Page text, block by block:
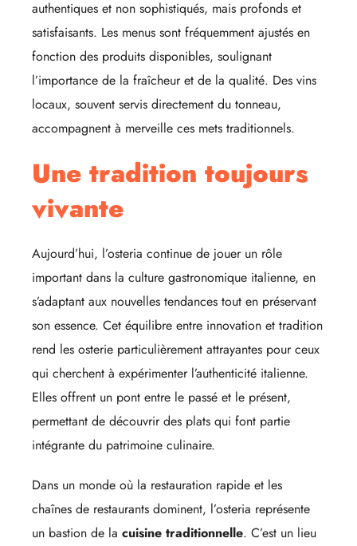
authentiques et non sophistiqués, mais profonds et
satisfaisants. Les menus sont fréquemment ajustés en
fonction des produits disponibles, soulignant
l’importance de la fraîcheur et de la qualité. Des vins
locaux, souvent servis directement du tonneau,
accompagnent à merveille ces mets traditionnels.
Une tradition toujours
vivante
Aujourd’hui, l’osteria continue de jouer un rôle
important dans la culture gastronomique italienne, en
s’adaptant aux nouvelles tendances tout en préservant
son essence. Cet équilibre entre innovation et tradition
rend les osterie particulièrement attrayantes pour ceux
qui cherchent à expérimenter l’authenticité italienne.
Elles offrent un pont entre le passé et le présent,
permettant de découvrir des plats qui font partie
intégrante du patrimoine culinaire.
Dans un monde où la restauration rapide et les
chaînes de restaurants dominent, l’osteria représente
un bastion de la cuisine traditionnelle. C’est un lieu